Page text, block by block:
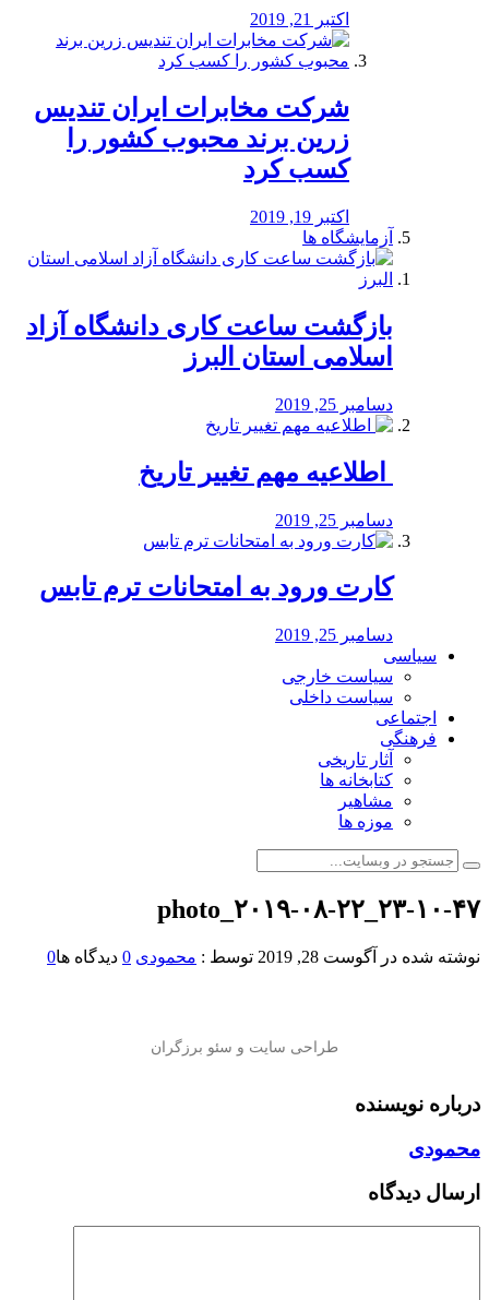
اکتبر 21, 2019
شرکت مخابرات ایران تندیس
زرین برند محبوب کشور را
کسب کرد
اکتبر 19, 2019
آزمایشگاه ها
بازگشت ساعت کاری دانشگاه آزاد
اسلامی استان البرز
دسامبر 25, 2019
️ اطلاعیه مهم تغییر تاریخ
دسامبر 25, 2019
کارت ورود به امتحانات ترم تابس
دسامبر 25, 2019
سیاسی
سیاست خارجی
سیاست داخلی
اجتماعی
فرهنگی
آثار تاریخی
کتابخانه ها
مشاهیر
موزه ها
photo_۲۰۱۹-۰۸-۲۲_۲۳-۱۰-۴۷
نوشته شده در آگوست 28, 2019 توسط : محمودی 0 دیدگاه ها0
درباره نویسنده
محمودی
ارسال دیدگاه